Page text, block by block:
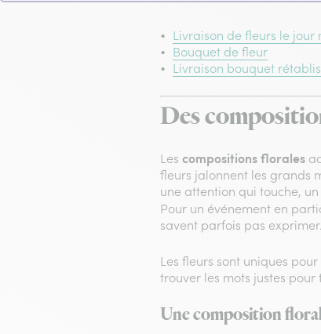
Livraison de fleurs le jour
Bouquet de fleur
Livraison bouquet
Des
Les compositions florales
fleurs jalonnent les grands
une attention qui touche,
Pour un événement en
savent parfois pas exprimer.
Les fleurs sont uniques
trouver les mots justes
Une composition